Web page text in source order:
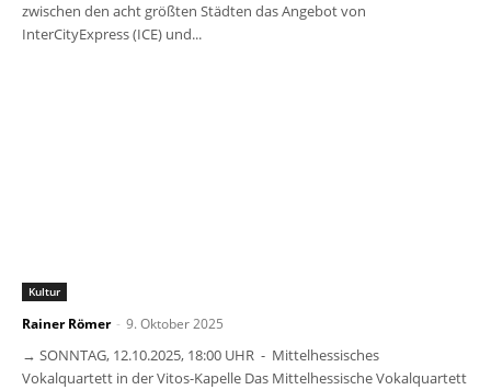
zwischen den acht größten Städten das Angebot von
InterCityExpress (ICE) und...
Kultur
Rainer Römer - 9. Oktober 2025
→ SONNTAG, 12.10.2025, 18:00 UHR - Mittelhessisches
Vokalquartett in der Vitos-Kapelle Das Mittelhessische Vokalquartett